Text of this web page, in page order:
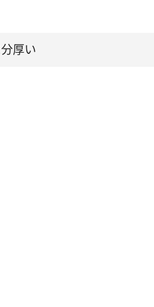
厚い